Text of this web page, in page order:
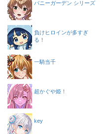
バニーガーデン シリーズ
負けヒロインが多すぎ
る！
一騎当千
超かぐや姫！
key